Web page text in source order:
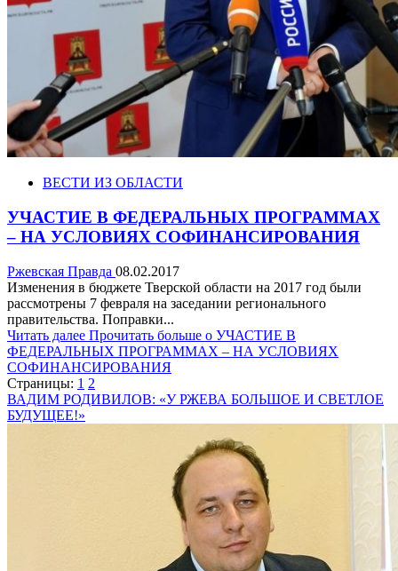
ВЕСТИ ИЗ ОБЛАСТИ
УЧАСТИЕ В ФЕДЕРАЛЬНЫХ ПРОГРАММАХ
– НА УСЛОВИЯХ СОФИНАНСИРОВАНИЯ
Ржевская Правда 08.02.2017
Изменения в бюджете Тверской области на 2017 год были
рассмотрены 7 февраля на заседании регионального
правительства. Поправки...
Читать далее Прочитать больше о УЧАСТИЕ В
ФЕДЕРАЛЬНЫХ ПРОГРАММАХ – НА УСЛОВИЯХ
СОФИНАНСИРОВАНИЯ
Страницы: 1 2
ВАДИМ РОДИВИЛОВ: «У РЖЕВА БОЛЬШОЕ И СВЕТЛОЕ
БУДУЩЕЕ!»